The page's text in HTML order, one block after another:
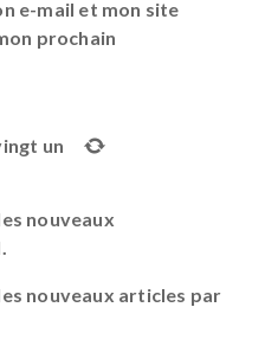
e-mail et mon site
prochain
un
nouveaux
nouveaux articles par